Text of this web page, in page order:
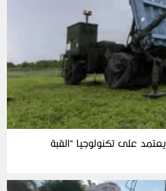
على تكنولوجيا “القبة